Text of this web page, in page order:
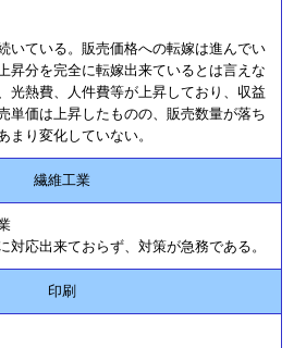
いている。販売価格への転嫁は進んでい
昇分を完全に転嫁出来ているとは言えな
光熱費、人件費等が上昇しており、収益
単価は上昇したものの、販売数量が落ち
まり変化していない。
繊維工業
対応出来ておらず、対策が急務である。
印刷